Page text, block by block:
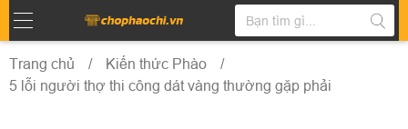
Trang chủ
Kiến thức Phào
5 lỗi người thợ thi công dát vàng thường gặp phải